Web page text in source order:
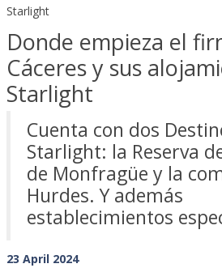
Starlight
Donde empieza el
Cáceres y sus
Starlight
Cuenta con dos
Starlight: la Reserva
de Monfragüe y la
Hurdes. Y además
establecimientos
23 April 2024